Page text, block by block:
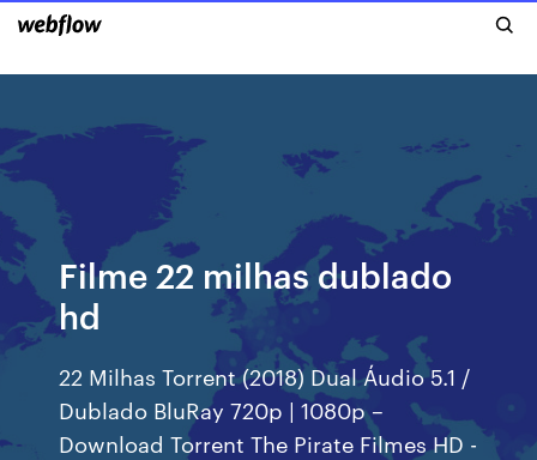
Filme 22 milhas dublado
hd
22 Milhas Torrent (2018) Dual Áudio 5.1 /
Dublado BluRay 720p | 1080p –
Download Torrent The Pirate Filmes HD -